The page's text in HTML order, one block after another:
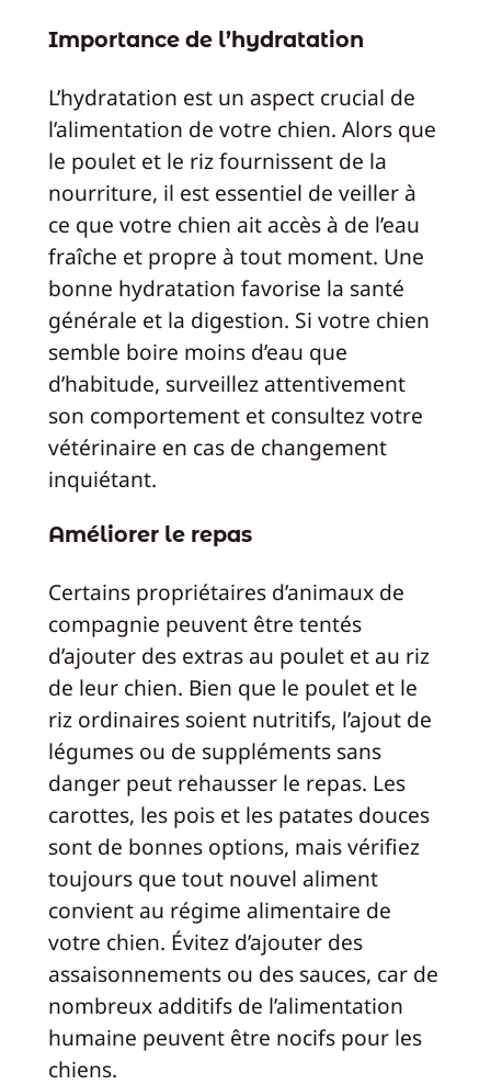
Importance de l’hydratation
L’hydratation est un aspect crucial de
l’alimentation de votre chien. Alors que
le poulet et le riz fournissent de la
nourriture, il est essentiel de veiller à
ce que votre chien ait accès à de l’eau
fraîche et propre à tout moment. Une
bonne hydratation favorise la santé
générale et la digestion. Si votre chien
semble boire moins d’eau que
d’habitude, surveillez attentivement
son comportement et consultez votre
vétérinaire en cas de changement
inquiétant.
Améliorer le repas
Certains propriétaires d’animaux de
compagnie peuvent être tentés
d’ajouter des extras au poulet et au riz
de leur chien. Bien que le poulet et le
riz ordinaires soient nutritifs, l’ajout de
légumes ou de suppléments sans
danger peut rehausser le repas. Les
carottes, les pois et les patates douces
sont de bonnes options, mais vérifiez
toujours que tout nouvel aliment
convient au régime alimentaire de
votre chien. Évitez d’ajouter des
assaisonnements ou des sauces, car de
nombreux additifs de l’alimentation
humaine peuvent être nocifs pour les
chiens.